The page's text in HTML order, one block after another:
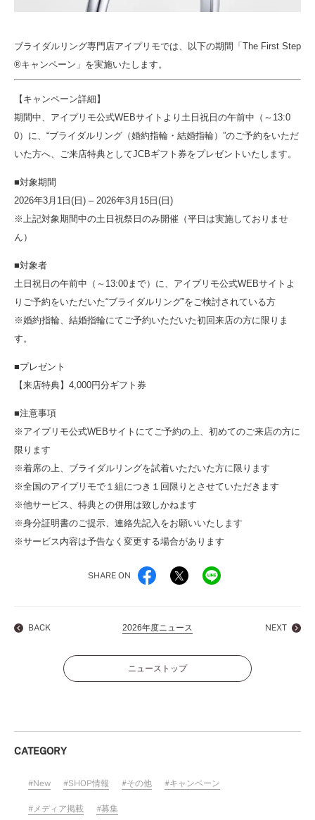
ブライダルリング専門店アイプリモでは、以下の期間「The First Step
®キャンペーン」を実施いたします。
【キャンペーン詳細】
期間中、アイプリモ公式WEBサイトより土日祝日の午前中（～13:0
0）に、“ブライダルリング（婚約指輪・結婚指輪）”のご予約をいただ
いた方へ、ご来店特典としてJCBギフト券をプレゼントいたします。
■対象期間
2026年3月1日(日) – 2026年3月15日(日)
※上記対象期間中の土日祝祭日のみ開催（平日は実施しておりませ
ん）
■対象者
土日祝日の午前中（～13:00まで）に、アイプリモ公式WEBサイトよ
りご予約をいただいた“ブライダルリング”をご検討されている方
※婚約指輪、結婚指輪にてご予約いただいた初回来店の方に限りま
す。
■プレゼント
【来店特典】4,000円分ギフト券
■注意事項
※アイプリモ公式WEBサイトにてご予約の上、初めてのご来店の方に
限ります
※着席の上、ブライダルリングを試着いただいた方に限ります
※全国のアイプリモで１組につき１回限りとさせていただきます
※他サービス、特典との併用は致しかねます
※身分証明書のご提示、連絡先記入をお願いいたします
※サービス内容は予告なく変更する場合があります
SHARE ON
BACK 2026年度ニュース NEXT
ニューストップ
CATEGORY
New SHOP情報 その他 キャンペーン
メディア掲載 募集